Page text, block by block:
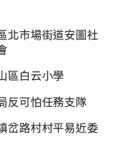
市場街道安圖社
白云小學
可怕任務支隊
路村村平易近委